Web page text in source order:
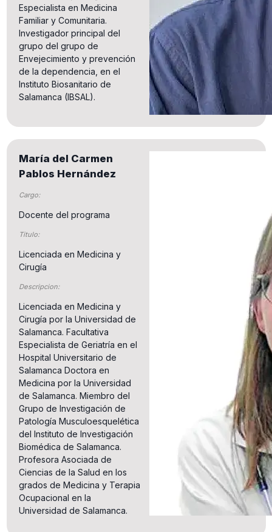
Especialista en Medicina
Familiar y Comunitaria.
Investigador principal del
grupo del grupo de
Envejecimiento y prevención
de la dependencia, en el
Instituto Biosanitario de
Salamanca (IBSAL).
María del Carmen
Pablos Hernández
Cargo:
Docente del programa
Titulo:
Licenciada en Medicina y
Cirugía
Descripcion:
Licenciada en Medicina y
Cirugía por la Universidad de
Salamanca. Facultativa
Especialista de Geriatría en el
Hospital Universitario de
Salamanca Doctora en
Medicina por la Universidad
de Salamanca. Miembro del
Grupo de Investigación de
Patología Musculoesquelética
del Instituto de Investigación
Biomédica de Salamanca.
Profesora Asociada de
Ciencias de la Salud en los
grados de Medicina y Terapia
Ocupacional en la
Universidad de Salamanca.